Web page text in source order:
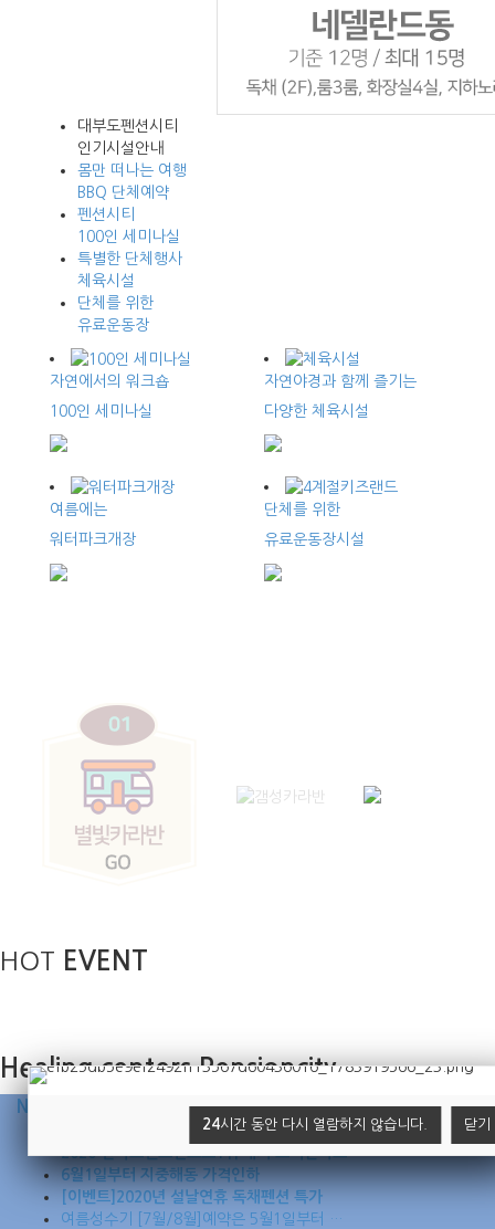
24시간 동안 다시 열람하지 않습니다. 닫기
대부도펜션시티
인기시설안내
몸만 떠나는 여행
BBQ 단체예약
펜션시티
100인 세미나실
특별한 단체행사
체육시설
단체를 위한
유료운동장
자연에서의 워크숍
100인 세미나실
자연야경과 함께 즐기는
다양한 체육시설
여름에는
워터파크개장
단체를 위한
유료운동장시설
HOT EVENT
Healing centers Pensioncity
Notice
2026년 여름성수기 비수기요금 실시! 여름…
2020 한국브랜드선호도1위’에서 고객만족브…
6월1일부터 지중해동 가격인하
[이벤트]2020년 설날연휴 독채펜션 특가
여름성수기 [7월/8월]예약은 5월1일부터 …